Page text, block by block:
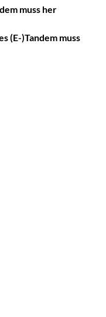
muss her
(E-)Tandem muss